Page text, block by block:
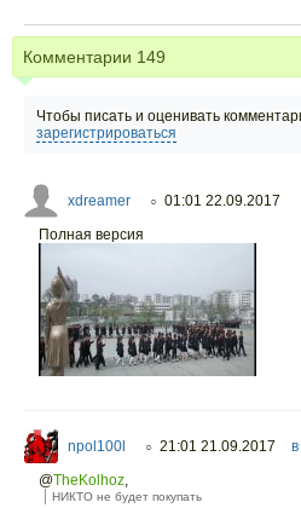
Комментарии 149
Чтобы писать и оценивать
зарегистрироваться
xdreamer ○ 01:01 22.09.2017
Полная версия
npol100l ○ 21:01 21.09.2017
@TheKolhoz,
НИКТО не будет покупать